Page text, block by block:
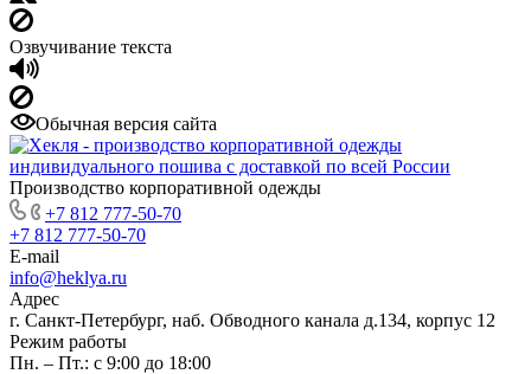
Озвучивание текста
Обычная версия сайта
Производство корпоративной одежды
+7 812 777-50-70
+7 812 777-50-70
E-mail
info@heklya.ru
Адрес
г. Санкт-Петербург, наб. Обводного канала д.134, корпус 12
Режим работы
Пн. – Пт.: с 9:00 до 18:00